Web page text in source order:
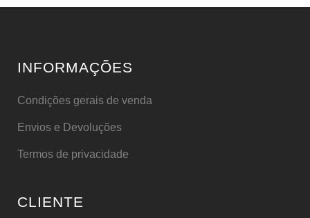
INFORMAÇÕES
Condições gerais de venda
Envios e Devoluções
Termos de privacidade
CLIENTE